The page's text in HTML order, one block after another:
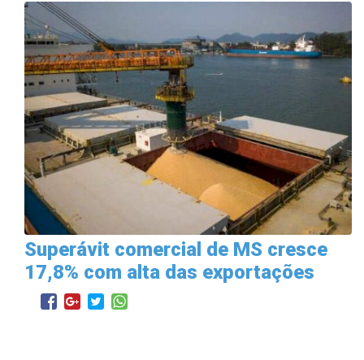
Superávit comercial de MS cresce
17,8% com alta das exportações